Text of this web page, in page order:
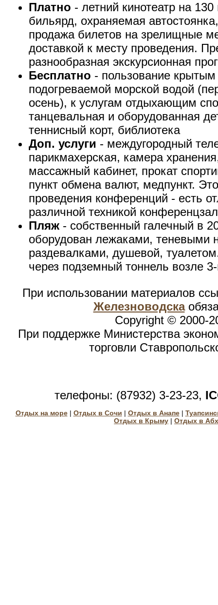
Платно - летний кинотеатр на
бильярд, охраняемая
продажа билетов на зрелищные
доставкой к месту проведения.
разнообразная экскурсионная
Бесплатно - пользование
подогреваемой морской водой
осень), к услугам отдыхающим
танцевальная и оборудованная
теннисный корт, библиотека
Доп. услуги - междугородный
парикмахерская, камера
массажный кабинет, прокат
пункт обмена валют, медпункт.
проведения конференций - есть
различной техникой
Пляж - собственный галечный в
оборудован лежаками, теневыми
раздевалками, душевой,
через подземный тоннель возле 3-
При использовании материалов
Железноводска
Copyright © 2000-
При поддержке Министерства
торговли
телефоны: (87932) 3-23-23,
Отдых на море| Отдых в Сочи | Отдых в Анапе|
Отдых в Крыму | Отдых в